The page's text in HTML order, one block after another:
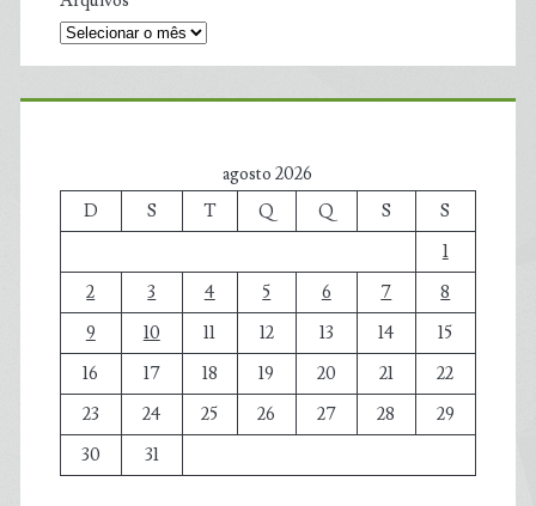
agosto 2026
D
S T Q Q S
S
1
2
3 4 5 6 7
8
9
10 11 12 13 14
15
16
17 18 19 20 21
22
23
24 25 26 27 28
29
30
31